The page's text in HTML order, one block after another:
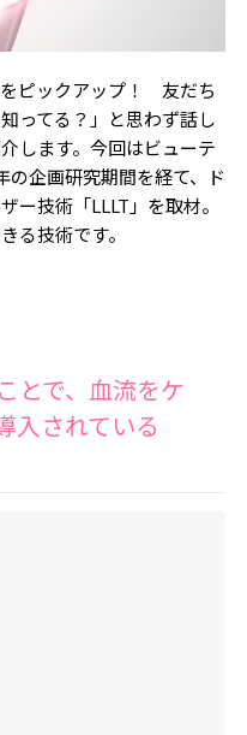
ピックアップ！ 友だち
ってる？」と思わず話し
します。今回はビューテ
の企画研究期間を経て、ド
ー技術「LLLT」を取材。
る技術です。
とで、血流をケ
入されている